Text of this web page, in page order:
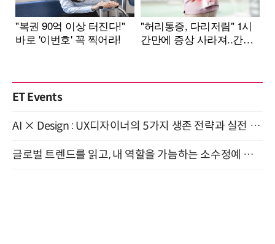
ET Events
AI × Design : UX디자이너의 5가지 생존 전략과 실전 대응 8월 28일 개최
글로벌 트렌드를 읽고, 내 역할을 가늠하는 소수정예 실습 워크숍 (8/28)